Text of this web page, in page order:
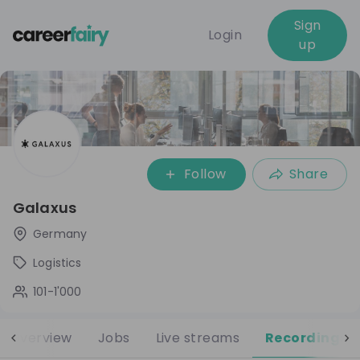
Login
Sign
up
Follow Share
Galaxus
Germany
Logistics
101-1'000
Overview Jobs Live streams Recordings